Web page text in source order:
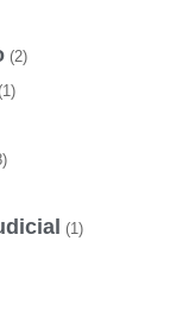
(2)
(1)